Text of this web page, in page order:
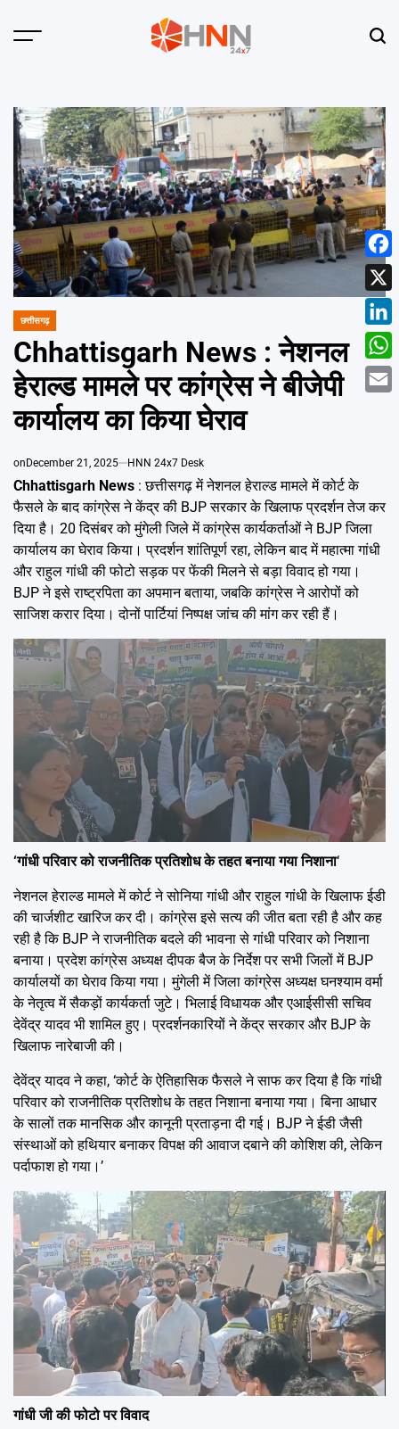
Menu
POSTED
छत्तीसगढ़
Chhattisgarh News : नेशनल
हेराल्ड मामले पर कांग्रेस ने बीजेपी
कार्यालय का किया घेराव
onDecember 21, 2025 HNN 24x7 Desk
Chhattisgarh News : छत्तीसगढ़ में नेशनल हेराल्ड मामले में कोर्ट के
फैसले के बाद कांग्रेस ने केंद्र की BJP सरकार के खिलाफ प्रदर्शन तेज कर
दिया है। 20 दिसंबर को मुंगेली जिले में कांग्रेस कार्यकर्ताओं ने BJP जिला
कार्यालय का घेराव किया। प्रदर्शन शांतिपूर्ण रहा, लेकिन बाद में महात्मा गांधी
और राहुल गांधी की फोटो सड़क पर फेंकी मिलने से बड़ा विवाद हो गया।
BJP ने इसे राष्ट्रपिता का अपमान बताया, जबकि कांग्रेस ने आरोपों को
साजिश करार दिया। दोनों पार्टियां निष्पक्ष जांच की मांग कर रही हैं।
‘गांधी परिवार को राजनीतिक प्रतिशोध के तहतबनाया गयानिशाना‘
नेशनल हेराल्ड मामले में कोर्ट ने सोनिया गांधी और राहुल गांधी के खिलाफ ईडी
की चार्जशीट खारिज कर दी। कांग्रेस इसे सत्य की जीत बता रही है और कह
रही है कि BJP ने राजनीतिक बदले की भावना से गांधी परिवार को निशाना
बनाया। प्रदेश कांग्रेस अध्यक्ष दीपक बैज के निर्देश पर सभी जिलों में BJP
कार्यालयों का घेराव किया गया। मुंगेली में जिला कांग्रेस अध्यक्ष घनश्याम वर्मा
के नेतृत्व में सैकड़ों कार्यकर्ता जुटे। भिलाई विधायक और एआईसीसी सचिव
देवेंद्र यादव भी शामिल हुए। प्रदर्शनकारियों ने केंद्र सरकार और BJP के
खिलाफ नारेबाजी की।
देवेंद्र यादव ने कहा, ‘कोर्ट के ऐतिहासिक फैसले ने साफ कर दिया है कि गांधी
परिवार को राजनीतिक प्रतिशोध के तहत निशाना बनाया गया। बिना आधार
के सालों तक मानसिक और कानूनी प्रताड़ना दी गई। BJP ने ईडी जैसी
संस्थाओं को हथियार बनाकर विपक्ष की आवाज दबाने की कोशिश की, लेकिन
पर्दाफाश हो गया।’
गांधी जी की फोटो पर विवाद
X